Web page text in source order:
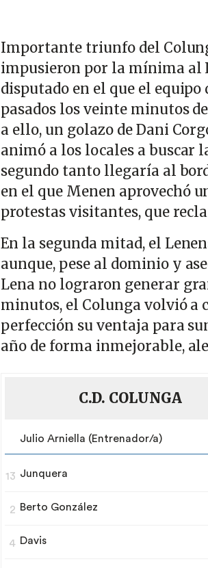
Importante triunfo del
impusieron por la mínima al
disputado en el que el
pasados los veinte minutos
a ello, un golazo de Dani
animó a los locales a buscar
segundo tanto llegaría al
en el que Menen aprovechó
protestas visitantes, que
En la segunda mitad, el
aunque, pese al dominio y
Lena no lograron generar
minutos, el Colunga volvió a
perfección su ventaja para
año de forma inmejorable,
C.D. COLUNGA
Julio Arniella (Entrenador/a)
13 Junquera
2 Berto González
4 Davis